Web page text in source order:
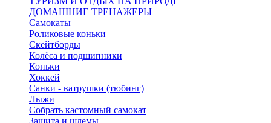
ДОМАШНИЕ ТРЕНАЖЕРЫ
Самокаты
Роликовые коньки
Скейтборды
Колёса и подшипники
Коньки
Хоккей
Санки - ватрушки (тюбинг)
Лыжи
Собрать кастомный самокат
Защита и шлемы